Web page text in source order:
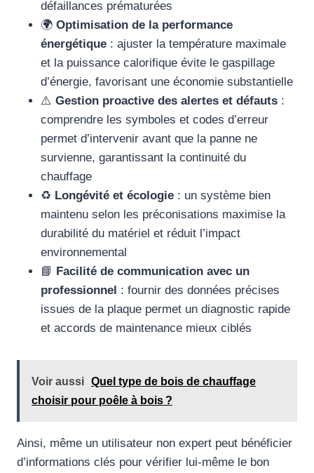
défaillances prématurées
🌍 Optimisation de la performance
énergétique : ajuster la température maximale
et la puissance calorifique évite le gaspillage
d’énergie, favorisant une économie substantielle
⚠️ Gestion proactive des alertes et défauts :
comprendre les symboles et codes d’erreur
permet d’intervenir avant que la panne ne
survienne, garantissant la continuité du
chauffage
♻️ Longévité et écologie : un système bien
maintenu selon les préconisations maximise la
durabilité du matériel et réduit l’impact
environnemental
📘 Facilité de communication avec un
professionnel : fournir des données précises
issues de la plaque permet un diagnostic rapide
et accords de maintenance mieux ciblés
Voir aussi Quel type de bois de chauffage
choisir pour poêle à bois ?
Ainsi, même un utilisateur non expert peut bénéficier
d’informations clés pour vérifier lui-même le bon